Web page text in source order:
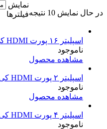
در حال نمایش 10 نتیجه
نمایش
فیلترها
اسپلیتر ۱۶ پورت HDMI کی نت پلاس KP-SPHD1416
ناموجود
مشاهده محصول
اسپلیتر ۲ پورت HDMI کی نت پلاس KP-SPHD1402
ناموجود
مشاهده محصول
اسپلیتر ۴ پورت HDMI کی نت پلاس KP-SPHD1404
ناموجود